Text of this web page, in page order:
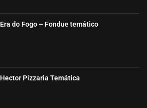
Era do Fogo – Fondue temático
Hector Pizzaria Temática